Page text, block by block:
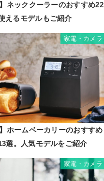
】ネッククーラーのおすすめ22
えるモデルもご紹介
家電・カメラ
】ホームベーカリーのおすすめ
選。人気モデルをご紹介
家電・カメラ